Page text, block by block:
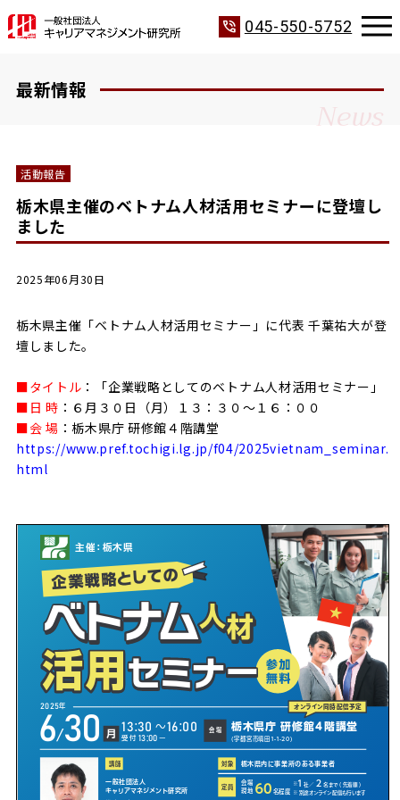
phone_in_talk 045-550-5752
最新情報
News
活動報告
栃木県主催のベトナム人材活用セミナーに登壇し
ました
2025年06月30日
栃木県主催「ベトナム人材活用セミナー」に代表 千葉祐大が登
壇しました。
■タイトル ：「企業戦略としてのベトナム人材活用セミナー」
■日 時 ：６月３０日（月）１３：３０～１６：００
■会 場 ：栃木県庁 研修館４階講堂
https://www.pref.tochigi.lg.jp/f04/2025vietnam_seminar.
html